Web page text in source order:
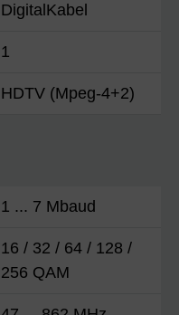
DigitalKabel
1
HDTV (Mpeg-4+2)
1 ... 7 Mbaud
16 / 32 / 64 / 128 /
256 QAM